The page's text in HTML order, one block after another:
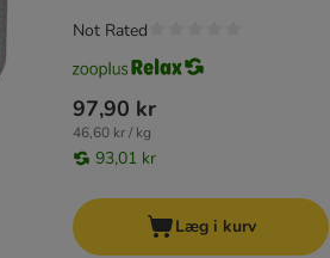
97,90 kr
46,60 kr / kg
93,01 kr
Not Rated
Læg i kurv